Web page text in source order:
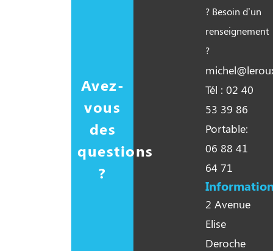
Avez-
vous
des
questions
?
? Besoin d’un
renseignement
?
Tél : 02 40
53 39 86
Portable:
06 88 41
64 71
2 Avenue
Elise
Deroche